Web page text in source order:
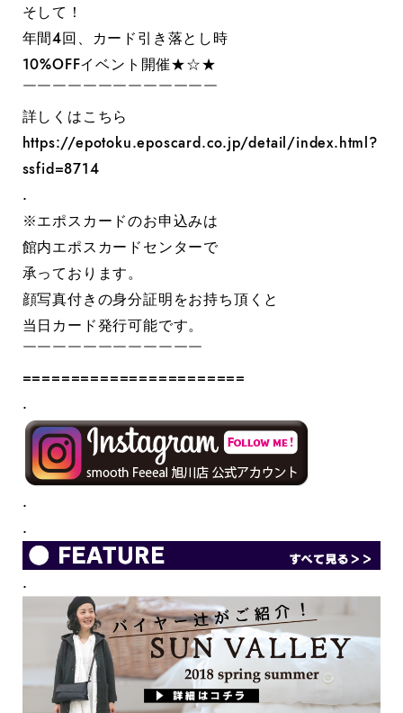
そして！
年間4回、カード引き落とし時
10%OFFイベント開催★☆★
￣￣￣￣￣￣￣￣￣￣￣￣￣
詳しくはこちら
‭https://epotoku.eposcard.co.jp/detail/index.html?
ssfid=8714‬
.
※エポスカードのお申込みは
館内エポスカードセンターで
承っております。
顔写真付きの身分証明をお持ち頂くと
当日カード発行可能です。
￣￣￣￣￣￣￣￣￣￣￣￣
=======================
.
.
.
.